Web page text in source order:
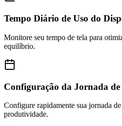
Tempo Diário de Uso do
Monitore seu tempo de tela para
equilíbrio.
Configuração da Jornada
Configure rapidamente sua jornada
produtividade.